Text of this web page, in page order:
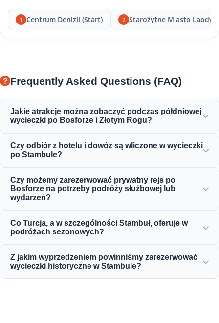
1 Centrum Denizli (Start) 2 Starożytne Miasto
Frequently Asked Questions (FAQ)
Jakie atrakcje można zobaczyć podczas półdniowej
wycieczki po Bosforze i Złotym Rogu?
Róg, Most Bosforski, Pałac Dolmabahçe, Meczet Ortaköy,
Twierdzę Rumeli oraz eleganckie osmańskie rezydencje.
Czy odbiór z hotelu i dowóz są wliczone w wycieczki
po Stambule?
centralnych lokalizacjach, takich jak Sultanahmet, Taksim i
okolice.
Czy możemy zarezerwować prywatny rejs po
Bosforze na potrzeby podróży służbowej lub
wydarzeń?
podróżami służbowymi, oferując spersonalizowane
czartery jachtów, wydarzenia korporacyjne oraz prywatne
Co Turcja, a w szczególności Stambuł, oferuje w
podróżach sezonowych?
wiosennych festiwali tulipanów, przez letnie rejsy, zimowe
wycieczki historyczne, aż po bogate wycieczki kulinarne.
Z jakim wyprzedzeniem powinniśmy zarezerwować
wycieczki historyczne w Stambule?